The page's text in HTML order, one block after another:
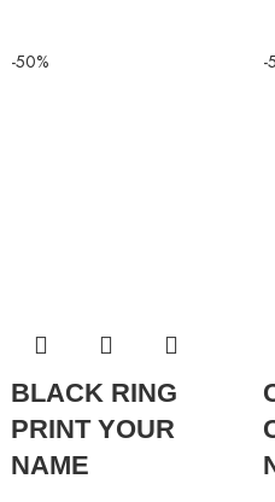
-50%
BLACK RING
PRINT YOUR
NAME
-